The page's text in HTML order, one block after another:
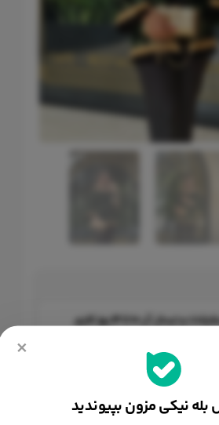
و ارسال آن10 تا 14 روز کاری
×
بله نیکی مزون بپیوندید